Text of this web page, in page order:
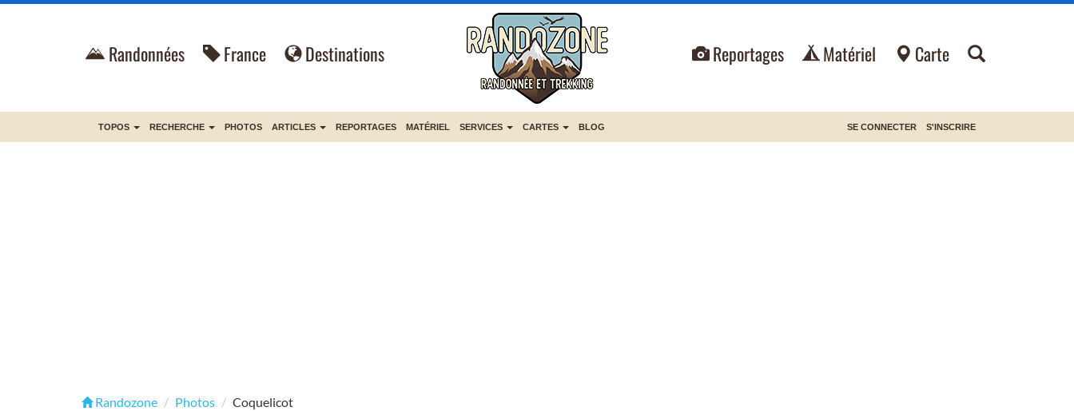
Randonnées France Destinations Reportages Matériel Carte
TOPOS RECHERCHE PHOTOS ARTICLES REPORTAGES MATÉRIEL SERVICES CARTES BLOG SE CONNECTER S'INSCRIRE
Randozone Photos Coquelicot